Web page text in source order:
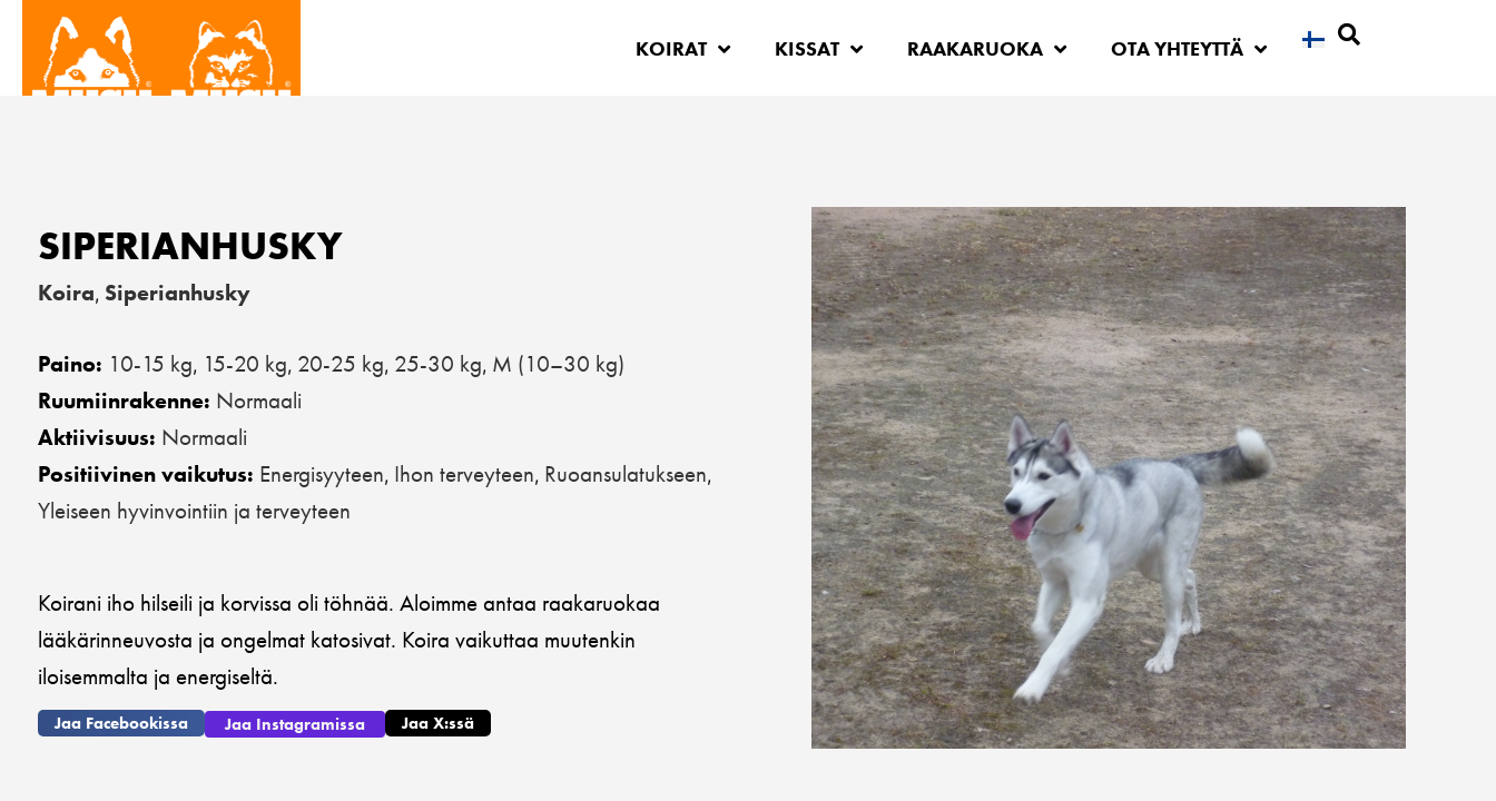
KOIRAT KISSAT RAAKARUOKA OTA YHTEYTTÄ
SIPERIANHUSKY
Koira, Siperianhusky
Paino: 10-15 kg, 15-20 kg, 20-25 kg, 25-30 kg, M (10–30 kg)
Ruumiinrakenne: Normaali
Aktiivisuus: Normaali
Positiivinen vaikutus: Energisyyteen, Ihon terveyteen, Ruoansulatukseen,
Yleiseen hyvinvointiin ja terveyteen
Koirani iho hilseili ja korvissa oli töhnää. Aloimme antaa raakaruokaa
lääkärinneuvosta ja ongelmat katosivat. Koira vaikuttaa muutenkin
iloisemmalta ja energiseltä.
Jaa Facebookissa Jaa Instagramissa Jaa X:ssä